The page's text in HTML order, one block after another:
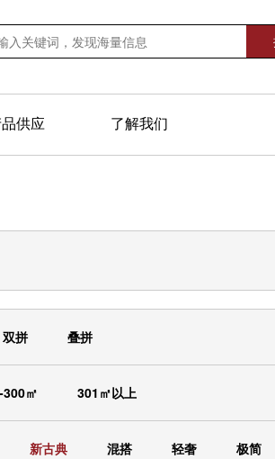
供应 了解我们
双拼 叠拼
300㎡ 301㎡以上
新古典 混搭 轻奢 极简